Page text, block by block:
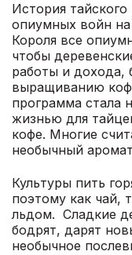
История
опиумных войн
Короля все
чтобы
работы и дохода,
выращиванию
программа стала
жизнью для
кофе. Многие
необычный
Культуры пить
поэтому как чай,
льдом. Сладкие
бодрят, дарят
необычное